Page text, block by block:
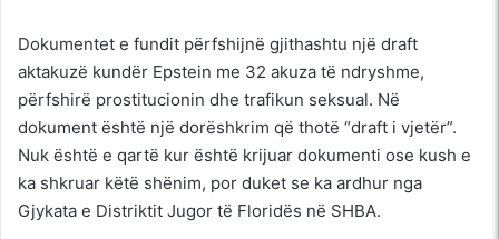
Dokumentet e fundit përfshijnë gjithashtu një draft
aktakuzë kundër Epstein me 32 akuza të ndryshme,
përfshirë prostitucionin dhe trafikun seksual. Në
dokument është një dorëshkrim që thotë “draft i vjetër”.
Nuk është e qartë kur është krijuar dokumenti ose kush e
ka shkruar këtë shënim, por duket se ka ardhur nga
Gjykata e Distriktit Jugor të Floridës në SHBA.